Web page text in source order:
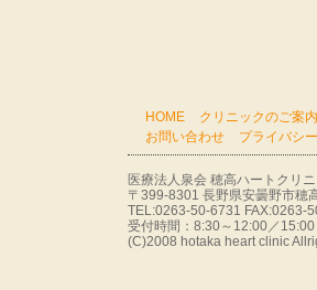
HOME クリニックのご案内
お問い合わせ
プライバシー
医療法人泉会 穂高ハートクリニ
〒399-8301 長野県安曇野市穂
TEL:0263-50-6731 FAX:0263-
受付時間：8:30～12:00／
(C)2008 hotaka heart clinic